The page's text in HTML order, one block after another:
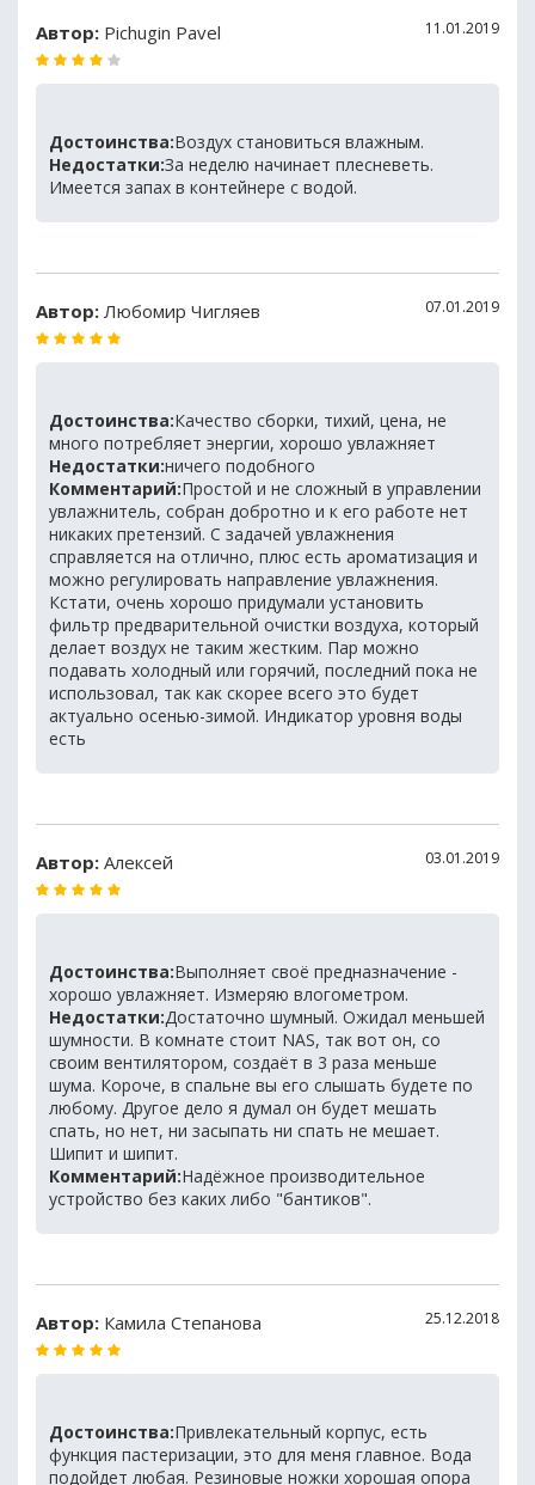
Автор: Pichugin Pavel 11.01.2019
Достоинства:Воздух становиться влажным.
Недостатки:За неделю начинает плесневеть.
Имеется запах в контейнере с водой.
Автор: Любомир Чигляев 07.01.2019
Достоинства:Качество сборки, тихий, цена, не
много потребляет энергии, хорошо увлажняет
Недостатки:ничего подобного
Комментарий:Простой и не сложный в управлении
увлажнитель, собран добротно и к его работе нет
никаких претензий. С задачей увлажнения
справляется на отлично, плюс есть ароматизация и
можно регулировать направление увлажнения.
Кстати, очень хорошо придумали установить
фильтр предварительной очистки воздуха, который
делает воздух не таким жестким. Пар можно
подавать холодный или горячий, последний пока не
использовал, так как скорее всего это будет
актуально осенью-зимой. Индикатор уровня воды
есть
Автор: Алексей 03.01.2019
Достоинства:Выполняет своё предназначение -
хорошо увлажняет. Измеряю влогометром.
Недостатки:Достаточно шумный. Ожидал меньшей
шумности. В комнате стоит NAS, так вот он, со
своим вентилятором, создаёт в 3 раза меньше
шума. Короче, в спальне вы его слышать будете по
любому. Другое дело я думал он будет мешать
спать, но нет, ни засыпать ни спать не мешает.
Шипит и шипит.
Комментарий:Надёжное производительное
устройство без каких либо "бантиков".
Автор: Камила Степанова 25.12.2018
Достоинства:Привлекательный корпус, есть
функция пастеризации, это для меня главное. Вода
подойдет любая. Резиновые ножки хорошая опора